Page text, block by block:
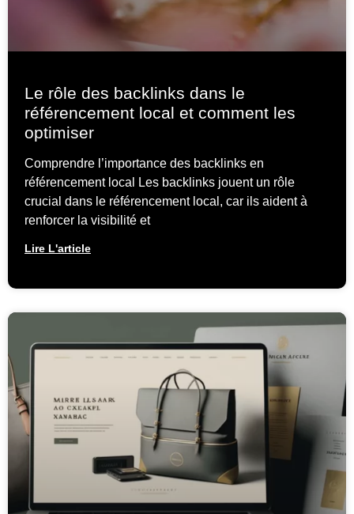
Le rôle des backlinks dans le
référencement local et comment les
optimiser
Comprendre l’importance des backlinks en
référencement local Les backlinks jouent un rôle
crucial dans le référencement local, car ils aident à
renforcer la visibilité et
Lire L'article